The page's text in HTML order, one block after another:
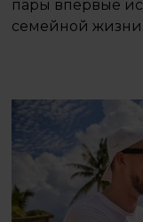
пары впервые
семейной